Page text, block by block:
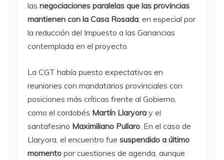
las negociaciones paralelas que las provincias
mantienen con la Casa Rosada, en especial por
la reducción del Impuesto a las Ganancias
contemplada en el proyecto.
La CGT había puesto expectativas en
reuniones con mandatarios provinciales con
posiciones más críticas frente al Gobierno,
como el cordobés Martín Llaryora y el
santafesino Maximiliano Pullaro. En el caso de
Llaryora, el encuentro fue suspendido a último
momento por cuestiones de agenda, aunque